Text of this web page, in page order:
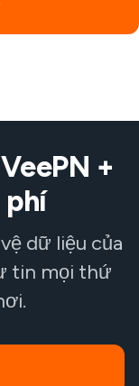
+
phí
dữ liệu của
tin mọi thứ